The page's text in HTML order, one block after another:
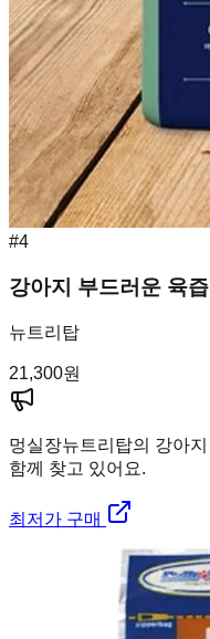
#4
강아지 부드러운 육
뉴트리탑
21,300원
멍실장뉴트리탑의 강아
함께 찾고 있어요.
최저가 구매